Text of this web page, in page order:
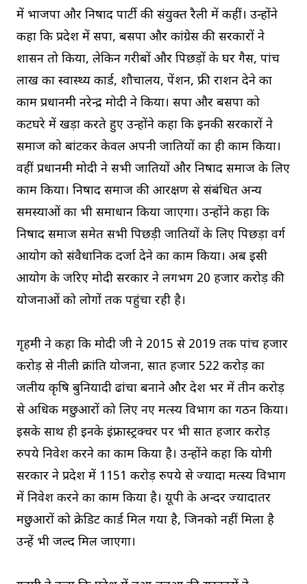
में भाजपा और निषाद पार्टी की संयुक्त रैली में कहीं। उन्होंने
कहा कि प्रदेश में सपा, बसपा और कांग्रेस की सरकारों ने
शासन तो किया, लेकिन गरीबों और पिछड़ों के घर गैस, पांच
लाख का स्वास्थ्य कार्ड, शौचालय, पेंशन, फ्री राशन देने का
काम प्रधानमंत्री नरेन्द्र मोदी ने किया। सपा और बसपा को
कटघरे में खड़ा करते हुए उन्होंने कहा कि इनकी सरकारों ने
समाज को बांटकर केवल अपनी जातियों का ही काम किया।
वहीं प्रधानमंत्री मोदी ने सभी जातियों और निषाद समाज के लिए
काम किया। निषाद समाज की आरक्षण से संबंधित अन्य
समस्याओं का भी समाधान किया जाएगा। उन्होंने कहा कि
निषाद समाज समेत सभी पिछड़ी जातियों के लिए पिछड़ा वर्ग
आयोग को संवैधानिक दर्जा देने का काम किया। अब इसी
आयोग के जरिए मोदी सरकार ने लगभग 20 हजार करोड़ की
योजनाओं को लोगों तक पहुंचा रही है।
गृहमंत्री ने कहा कि मोदी जी ने 2015 से 2019 तक पांच हजार
करोड़ से नीली क्रांति योजना, सात हजार 522 करोड़ का
जलीय कृषि बुनियादी ढांचा बनाने और देश भर में तीन करोड़
से अधिक मछुआरों को लिए नए मत्स्य विभाग का गठन किया।
इसके साथ ही इनके इंफ्रास्ट्रक्चर पर भी सात हजार करोड़
रुपये निवेश करने का काम किया है। उन्होंने कहा कि योगी
सरकार ने प्रदेश में 1151 करोड़ रुपये से ज्यादा मत्स्य विभाग
में निवेश करने का काम किया है। यूपी के अन्दर ज्यादातर
मछुआरों को क्रेडिट कार्ड मिल गया है, जिनको नहीं मिला है
उन्हें भी जल्द मिल जाएगा।